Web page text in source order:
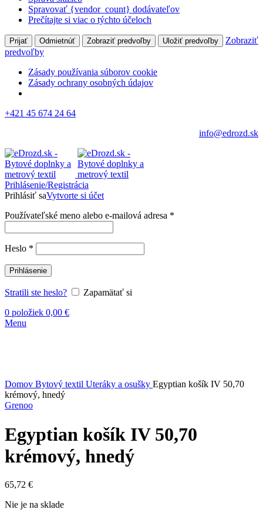
Spravovať {vendor_count} dodávateľov
Prečítajte si viac o týchto účeloch
Prijať Odmietnúť Zobraziť predvoľby Uložiť predvoľby
Zobraziť
predvoľby
Zásady používania súborov cookie
Zásady ochrany osobných údajov
+421 45 674 24 64
info@edrozd.sk
Prihlásenie/Registrácia
Prihlásiť saVytvorte si účet
Používateľské meno alebo e-mailová adresa *
Heslo *
Prihlásenie
Stratili ste heslo?
Zapamätať si
0 položiek 0,00 €
Menu
Domov Bytový textil Uteráky a osušky Egyptian košík IV 50,70
krémový, hnedý
Grenoo
Egyptian košík IV 50,70
krémový, hnedý
65,72 €
Nie je na sklade